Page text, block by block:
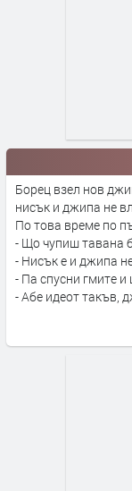
Борец взел нов
нисък и джипа не
По това време по
- Що чупиш тавана
- Нисък е и джипа
- Па спусни гмите и
- Абе идеот такъв,